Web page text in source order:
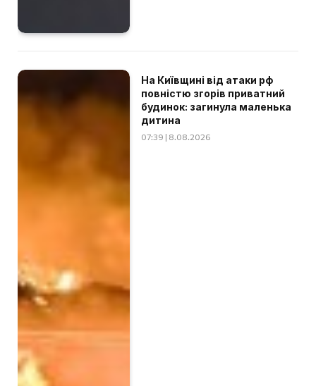
На Київщині від атаки рф
повністю згорів приватний
будинок: загинула маленька
дитина
07:39 | 8.08.2026